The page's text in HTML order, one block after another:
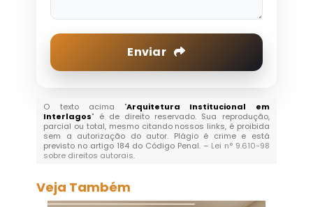
Enviar
O texto acima "Arquitetura Institucional em
Interlagos" é de direito reservado. Sua reprodução,
parcial ou total, mesmo citando nossos links, é proibida
sem a autorização do autor. Plágio é crime e está
previsto no artigo 184 do Código Penal. – Lei n° 9.610-98
sobre direitos autorais.
Veja Também